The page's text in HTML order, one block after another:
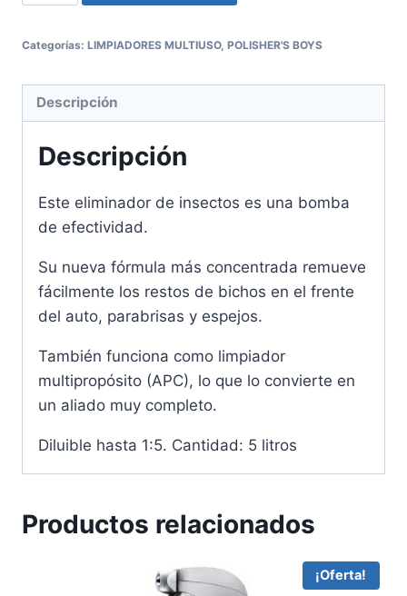
Categorías: LIMPIADORES MULTIUSO, POLISHER'S BOYS
Descripción
Descripción
Este eliminador de insectos es una bomba
de efectividad.
Su nueva fórmula más concentrada remueve
fácilmente los restos de bichos en el frente
del auto, parabrisas y espejos.
También funciona como limpiador
multipropósito (APC), lo que lo convierte en
un aliado muy completo.
Diluible hasta 1:5. Cantidad: 5 litros
Productos relacionados
¡Oferta!